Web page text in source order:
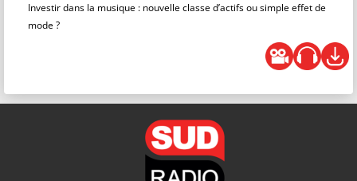
Investir dans la musique : nouvelle classe d’actifs ou simple effet de
mode ?